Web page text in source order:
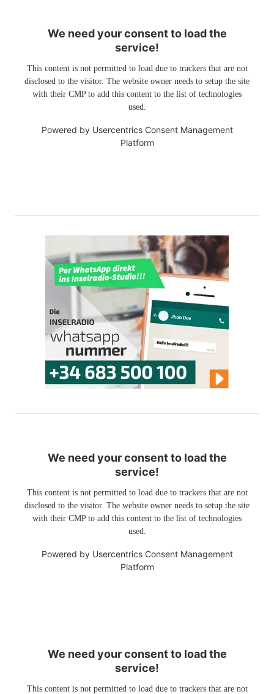
We need your consent to load the
service!
This content is not permitted to load due to trackers that are not
disclosed to the visitor. The website owner needs to setup the site
with their CMP to add this content to the list of technologies
used.
Powered by Usercentrics Consent Management
Platform
We need your consent to load the
service!
This content is not permitted to load due to trackers that are not
disclosed to the visitor. The website owner needs to setup the site
with their CMP to add this content to the list of technologies
used.
Powered by Usercentrics Consent Management
Platform
We need your consent to load the
service!
This content is not permitted to load due to trackers that are not